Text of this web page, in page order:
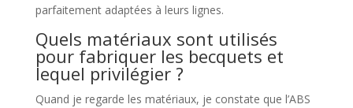
parfaitement adaptées à leurs lignes.
Quels matériaux sont utilisés
pour fabriquer les becquets et
lequel privilégier ?
Quand je regarde les matériaux, je constate que l’ABS